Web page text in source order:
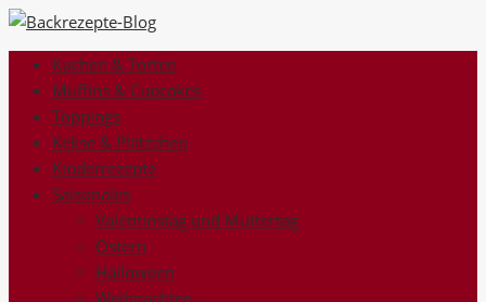
Kuchen & Torten
Muffins & Cupcakes
Toppings
Kekse & Plätzchen
Kinderrezepte
Saisonales
Valentinstag und Muttertag
Ostern
Halloween